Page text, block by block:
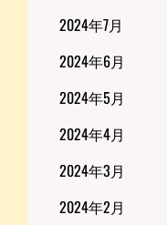
2024年7月
2024年6月
2024年5月
2024年4月
2024年3月
2024年2月